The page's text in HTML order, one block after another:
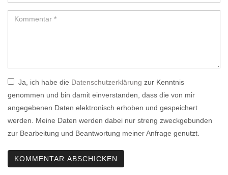
Ja, ich habe die Datenschutzerklärung zur Kenntnis
genommen und bin damit einverstanden, dass die von mir
angegebenen Daten elektronisch erhoben und gespeichert
werden. Meine Daten werden dabei nur streng zweckgebunden
zur Bearbeitung und Beantwortung meiner Anfrage genutzt.